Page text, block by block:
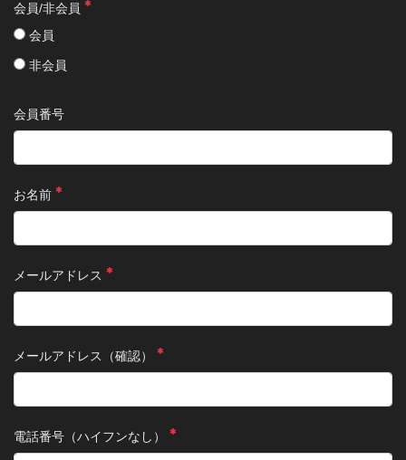
会員/非会員
会員
非会員
会員番号
お名前
メールアドレス
メールアドレス（確認）
電話番号（ハイフンなし）